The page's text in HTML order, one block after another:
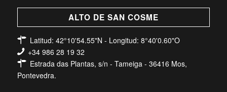
ALTO DE SAN COSME
Latitud: 42°10'54.55"N - Longitud: 8°40'0.60"O
+34 986 28 19 32
Estrada das Plantas, s/n - Tameiga - 36416 Mos,
Pontevedra.